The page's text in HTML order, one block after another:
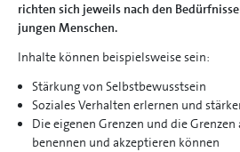
richten sich jeweils nach den
jungen Menschen.
Inhalte können beispielsweise sein:
Stärkung von Selbstbewusstsein
Soziales Verhalten erlernen und
Die eigenen Grenzen und die
benennen und akzeptieren können